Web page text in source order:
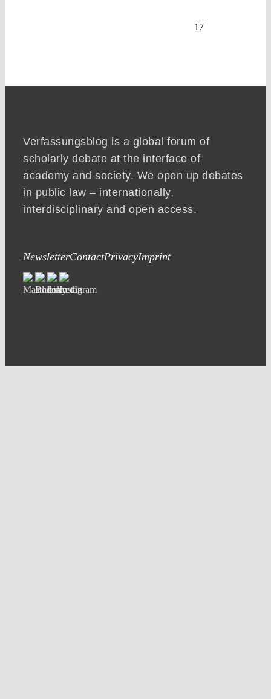
17
Verfassungsblog is a global forum of
scholarly debate at the interface of
academy and society. We open up debates
in public law – internationally,
interdisciplinary and open access.
NewsletterContactPrivacyImprint